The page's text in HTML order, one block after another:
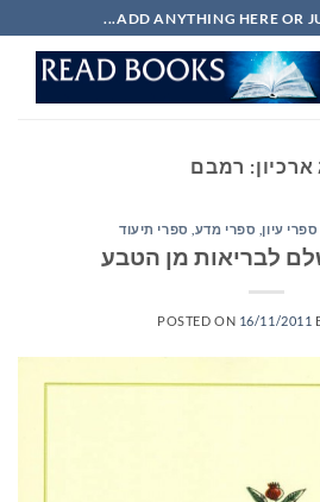
ADD ANYTHING HERE OR
רמבם
ספרי עיון, ספרי מדע, ספרי תיעוד
לבריאות מן הטבע
POSTED ON 16/11/2011